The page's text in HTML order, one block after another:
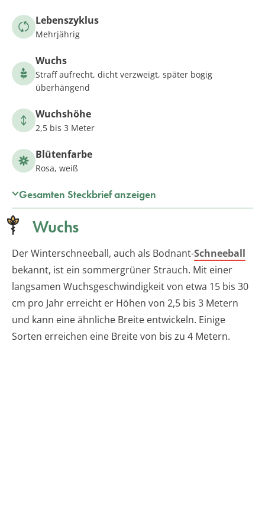
Lebenszyklus
Mehrjährig
Wuchs
Straff aufrecht, dicht verzweigt, später bogig
überhängend
Wuchshöhe
2,5 bis 3 Meter
Blütenfarbe
Rosa, weiß
Gesamten Steckbrief anzeigen
Wuchs
Der Winterschneeball, auch als Bodnant-Schneeball
bekannt, ist ein sommergrüner Strauch. Mit einer
langsamen Wuchsgeschwindigkeit von etwa 15 bis 30
cm pro Jahr erreicht er Höhen von 2,5 bis 3 Metern
und kann eine ähnliche Breite entwickeln. Einige
Sorten erreichen eine Breite von bis zu 4 Metern.